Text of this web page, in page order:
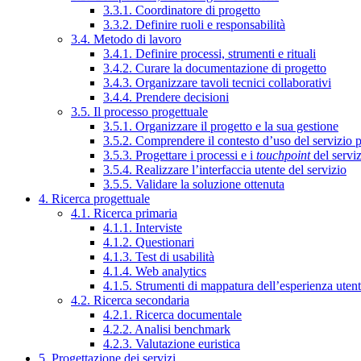
3.3.1. Coordinatore di progetto
3.3.2. Definire ruoli e responsabilità
3.4. Metodo di lavoro
3.4.1. Definire processi, strumenti e rituali
3.4.2. Curare la documentazione di progetto
3.4.3. Organizzare tavoli tecnici collaborativi
3.4.4. Prendere decisioni
3.5. Il processo progettuale
3.5.1. Organizzare il progetto e la sua gestione
3.5.2. Comprendere il contesto d’uso del servizio
3.5.3. Progettare i processi e i touchpointdel
3.5.4. Realizzare l’interfaccia utente del servizio
3.5.5. Validare la soluzione ottenuta
4. Ricerca progettuale
4.1. Ricerca primaria
4.1.1. Interviste
4.1.2. Questionari
4.1.3. Test di usabilità
4.1.4. Web analytics
4.1.5. Strumenti di mappatura dell’esperienza
4.2. Ricerca secondaria
4.2.1. Ricerca documentale
4.2.2. Analisi benchmark
4.2.3. Valutazione euristica
5. Progettazione dei servizi